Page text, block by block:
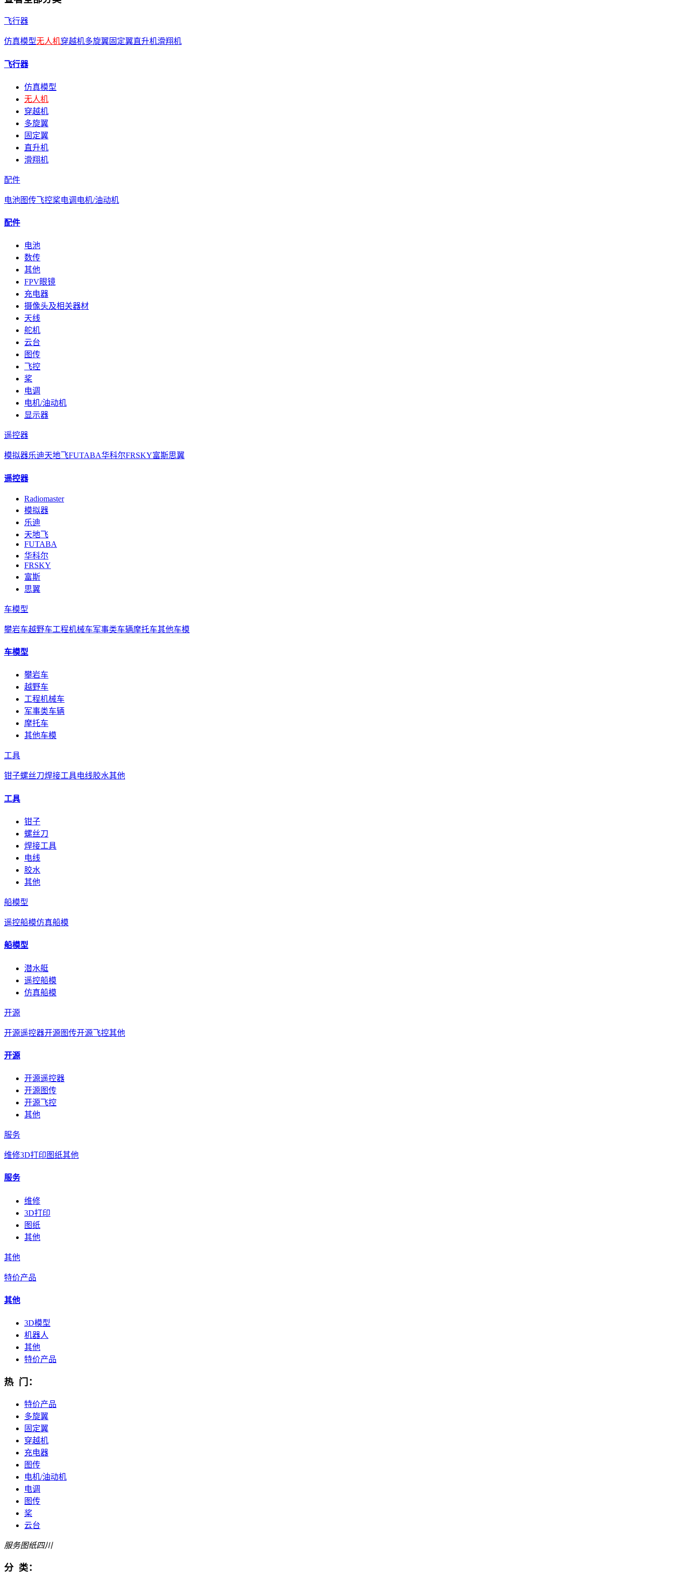
飞行器
仿真模型无人机穿越机多旋翼固定翼直升机滑翔机
飞行器
仿真模型
无人机
穿越机
多旋翼
固定翼
直升机
滑翔机
配件
电池图传飞控桨电调 电机/油动机
配件
电池
数传
其他
FPV眼镜
充电器
摄像头及相关器材
天线
舵机
云台
图传
飞控
桨
电调
电机/油动机
显示器
遥控器
模拟器乐迪天地飞FUTABA华科尔FRSKY富斯思翼
遥控器
Radiomaster
模拟器
乐迪
天地飞
FUTABA
华科尔
FRSKY
富斯
思翼
车模型
攀岩车越野车工程机械车军事类车辆摩托车其他车模
车模型
攀岩车
越野车
工程机械车
军事类车辆
摩托车
其他车模
工具
钳子螺丝刀焊接工具电线胶水其他
工具
钳子
螺丝刀
焊接工具
电线
胶水
其他
船模型
遥控船模仿真船模
船模型
潜水艇
遥控船模
仿真船模
开源
开源遥控器开源图传开源飞控其他
开源
开源遥控器
开源图传
开源飞控
其他
服务
维修3D打印 图纸其他
服务
维修
3D打印
图纸
其他
其他
特价产品
其他
3D模型
机器人
其他
特价产品
热 门：
特价产品
多旋翼
固定翼
穿越机
充电器
图传
电机/油动机
电调
图传
桨
云台
服务图纸四川
分 类：